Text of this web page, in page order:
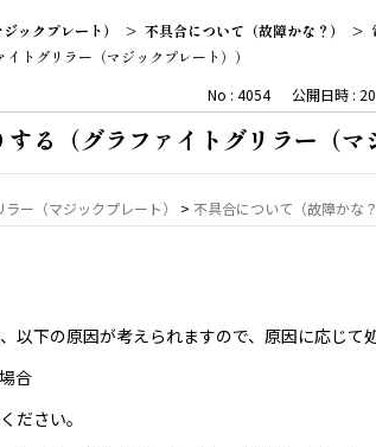
ックプレート） > 不具合について（故障かな？） >
トグリラー（マジックプレート））
No : 4054 公開日時 :
る（グラファイトグリラー（マ
ー（マジックプレート） > 不具合について（故障かな？
以下の原因が考えられますので、原因に応じて
合
ださい。